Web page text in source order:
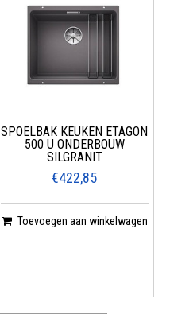
SPOELBAK KEUKEN ETAGON
500 U ONDERBOUW
SILGRANIT
€422,85
Toevoegen aan winkelwagen